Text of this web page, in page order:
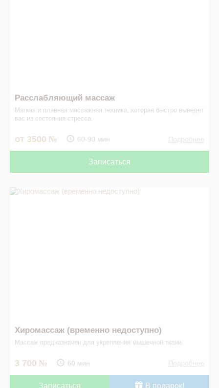
Расслабляющий массаж
Мягкая и плавная массажная техника, которая быстро выведет
вас из состояния стресса.
от 3500 60-90 мин Подробнее
Записаться
Хиромассаж (временно недоступно) в СПА салоне
Хиромассаж (временно недоступно)
Массаж предназначен для укрепления мышечной ткани.
3 700 60 мин Подробнее
Записаться В подарок!